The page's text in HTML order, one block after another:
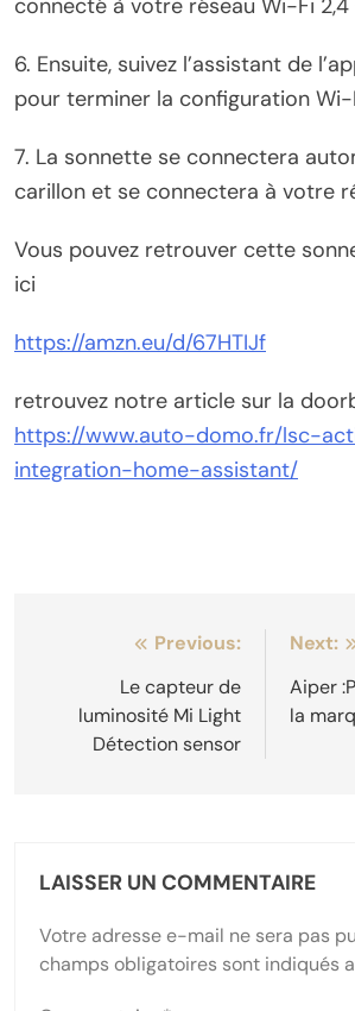
connecté à votre réseau Wi-Fi 2,4
6. Ensuite, suivez l’assistant de
pour terminer la configuration Wi-
7. La sonnette se connectera
carillon et se connectera à votre
Vous pouvez retrouver cette
ici
https://amzn.eu/d/67HTIJf
retrouvez notre article sur la
https://www.auto-domo.fr/lsc-
integration-home-assistant/
Navigation
l’article
Previous:
Le capteur de
luminosité Mi Light
Détection sensor
Next:
Aiper
la
LAISSER UN COMMENTAIRE
Votre adresse e-mail ne sera pas
champs obligatoires sont indiqués